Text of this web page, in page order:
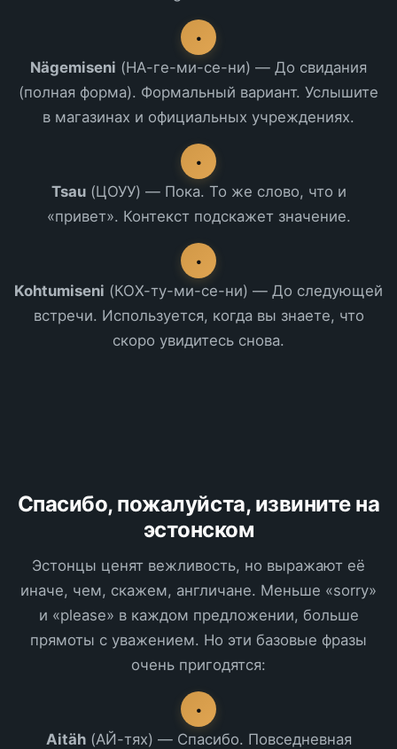
•
Nägemiseni (НА-ге-ми-се-ни) — До свидания
(полная форма). Формальный вариант. Услышите
в магазинах и официальных учреждениях.
•
Tsau(ЦОУУ) — Пока. То же слово, что и
«привет». Контекст подскажет значение.
•
Kohtumiseni (КОХ-ту-ми-се-ни) — До следующей
встречи. Используется, когда вы знаете, что
скоро увидитесь снова.
Спасибо, пожалуйста, извините на
эстонском
Эстонцы ценят вежливость, но выражают её
иначе, чем, скажем, англичане. Меньше «sorry»
и «please» в каждом предложении, больше
прямоты с уважением. Но эти базовые фразы
очень пригодятся:
•
Aitäh(АЙ-тях) — Спасибо. Повседневная